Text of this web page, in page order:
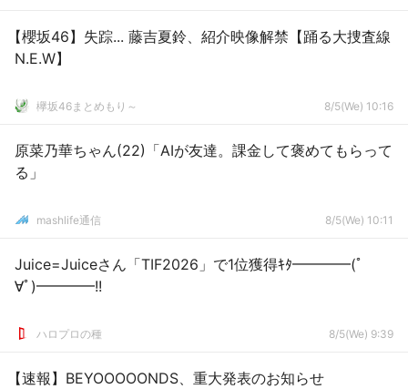
【櫻坂46】失踪... 藤吉夏鈴、紹介映像解禁【踊る大捜査線
N.E.W】
欅坂46まとめもり～ 8/5(We) 10:16
原菜乃華ちゃん(22)「AIが友達。課金して褒めてもらって
る」
mashlife通信 8/5(We) 10:11
Juice=Juiceさん「TIF2026」で1位獲得ｷﾀ━━━━(ﾟ
∀ﾟ)━━━━!!
ハロプロの種 8/5(We) 9:39
【速報】BEYOOOOONDS、重大発表のお知らせ